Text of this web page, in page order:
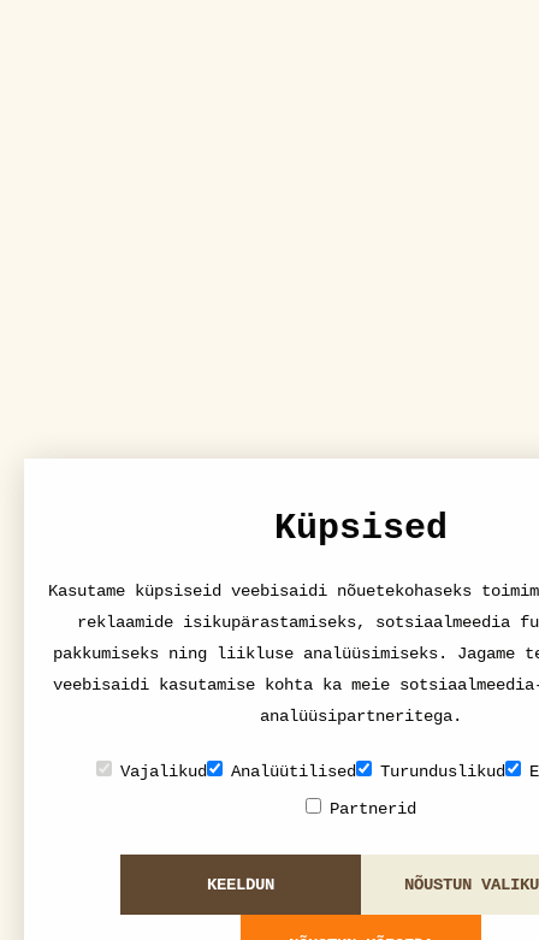
Küpsised
Kasutame küpsiseid veebisaidi nõuetekohaseks
reklaamide isikupärastamiseks, sotsiaalmeedia
pakkumiseks ning liikluse analüüsimiseks. Jagame
veebisaidi kasutamise kohta ka meie
analüüsipartneritega.
Vajalikud Analüütilised Turunduslikud
Partnerid
KEELDUN NÕUSTUN